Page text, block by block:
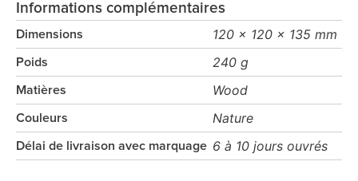
Informations complémentaires
Dimensions 120 x 120 x 135 mm
Poids 240 g
Matières Wood
Couleurs Nature
Délai de livraison avec marquage 6 à 10 jours ouvrés